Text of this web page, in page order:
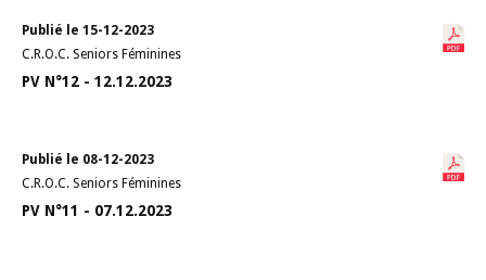
Publié le 15-12-2023
C.R.O.C. Seniors Féminines
PV N°12 - 12.12.2023
Publié le 08-12-2023
C.R.O.C. Seniors Féminines
PV N°11 - 07.12.2023